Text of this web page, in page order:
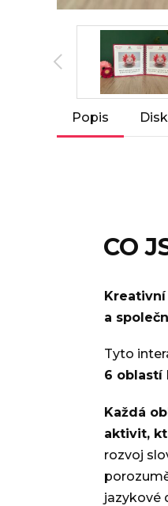
Popis
CO
a
Tyto
6 oblastí
Každá
aktivit,
rozvoj
jazykové